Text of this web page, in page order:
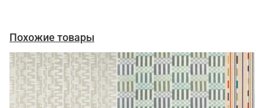
Похожие товары